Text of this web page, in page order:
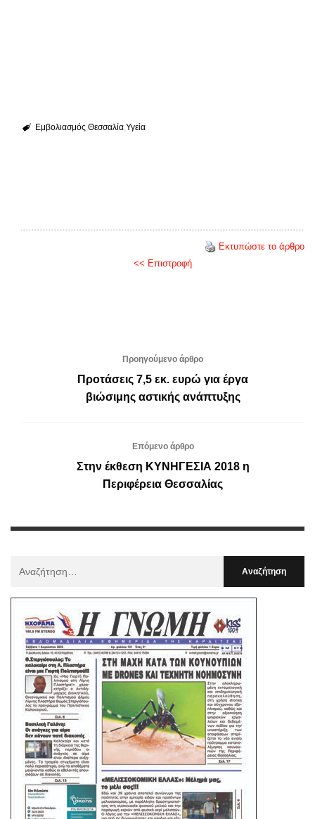
Εμβολιασμός Θεσσαλία Υγεία
Εκτυπώστε το άρθρο
<< Επιστροφή
Προηγούμενο άρθρο
Προτάσεις 7,5 εκ. ευρώ για έργα
βιώσιμης αστικής ανάπτυξης
Επόμενο άρθρο
Στην έκθεση ΚΥΝΗΓΕΣΙΑ 2018 η
Περιφέρεια Θεσσαλίας
: